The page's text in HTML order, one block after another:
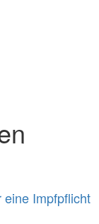
eine Impfpflicht